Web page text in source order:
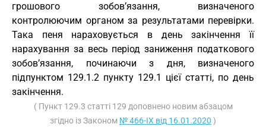
грошового зобов’язання, визначеного
контролюючим органом за результатами перевірки.
Така пеня нараховується в день закінчення її
нарахування за весь період заниження податкового
зобов’язання, починаючи з дня, визначеного
підпунктом 129.1.2 пункту 129.1 цієї статті, по день
закінчення.
( Пункт 129.3 статті 129 доповнено новим абзацом
згідно із Законом № 466-IX від 16.01.2020 )